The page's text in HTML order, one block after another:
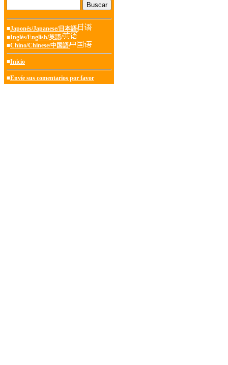
■Japonés/Japanese/日本語/
■Inglés/English/英語/
■Chino/Chinese/中国語/
■Inicio
■Envíe sus comentarios por favor